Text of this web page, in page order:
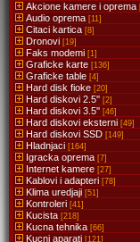
Akcione kamere i oprema
Audio oprema [11]
Citaci kartica [8]
Dronovi [19]
Faks modemi [1]
Graficke karte [136]
Graficke table [4]
Hard disk fioke [20]
Hard diskovi 2.5'' [2]
Hard diskovi 3.5'' [46]
Hard diskovi eksterni [49]
Hard diskovi SSD [149]
Hladnjaci [164]
Igracka oprema [7]
Internet kamere [27]
Kablovi i adapteri [78]
Klima uredjaji [51]
Kontroleri [41]
Kucista [218]
Kucna tehnika [66]
Kucni aparati [121]